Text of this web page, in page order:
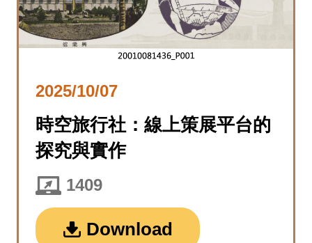
2025/10/07
時空旅行社：線上策展平台的
探究與實作
1409
Download